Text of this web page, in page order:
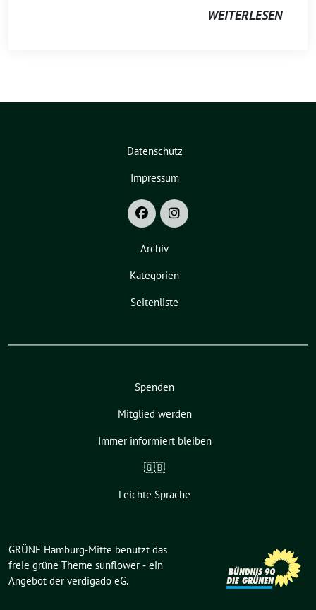
WEITERLESEN
Datenschutz
Impressum
Archiv
Kategorien
Seitenliste
Spenden
Mitglied werden
Immer informiert bleiben
🇬🇧
Leichte Sprache
GRÜNE Hamburg-Mitte benutzt das
freie grüne Theme sunflower ‐ ein
Angebot der verdigado eG.